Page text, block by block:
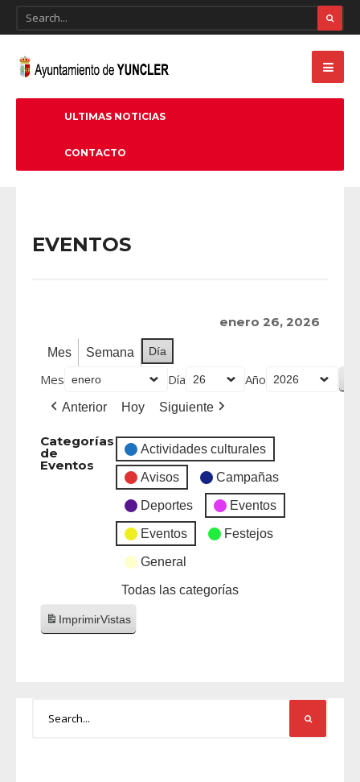
ULTIMAS NOTICIAS
CONTACTO
EVENTOS
enero 26, 2026
Mes Semana Día
Mes Día Año
Anterior Hoy Siguiente
Categorías
de
Eventos
Actividades culturales
Avisos Campañas
Deportes Eventos
Eventos Festejos
General
Todas las categorías
ImprimirVistas